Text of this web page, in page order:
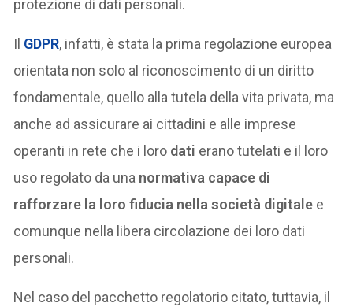
protezione di dati personali.
Il GDPR, infatti, è stata la prima regolazione europea
orientata non solo al riconoscimento di un diritto
fondamentale, quello alla tutela della vita privata, ma
anche ad assicurare ai cittadini e alle imprese
operanti in rete che i loro dati erano tutelati e il loro
uso regolato da una normativa capace di
rafforzare la loro fiducia nella società digitale e
comunque nella libera circolazione dei loro dati
personali.
Nel caso del pacchetto regolatorio citato, tuttavia, il